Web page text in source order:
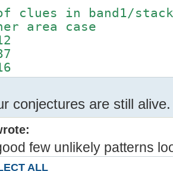
of clues in band1/
area case
conjectures are still alive.
few unlikely patterns
ALL